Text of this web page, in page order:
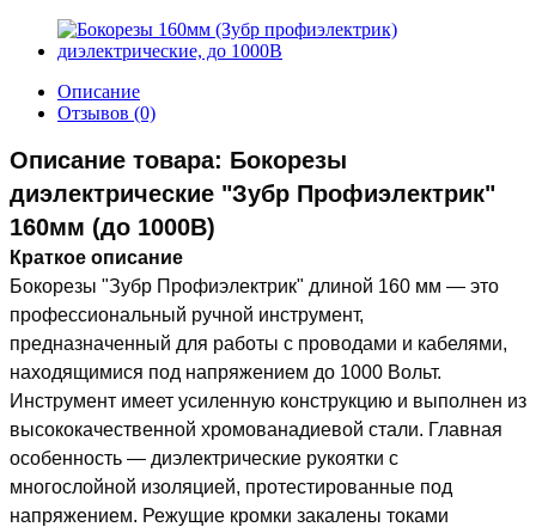
Описание
Отзывов (0)
Описание товара: Бокорезы
диэлектрические "Зубр Профиэлектрик"
160мм (до 1000В)
Краткое описание
Бокорезы "Зубр Профиэлектрик" длиной 160 мм — это
профессиональный ручной инструмент,
предназначенный для работы с проводами и кабелями,
находящимися под напряжением до 1000 Вольт.
Инструмент имеет усиленную конструкцию и выполнен из
высококачественной хромованадиевой стали. Главная
особенность — диэлектрические рукоятки с
многослойной изоляцией, протестированные под
напряжением. Режущие кромки закалены токами